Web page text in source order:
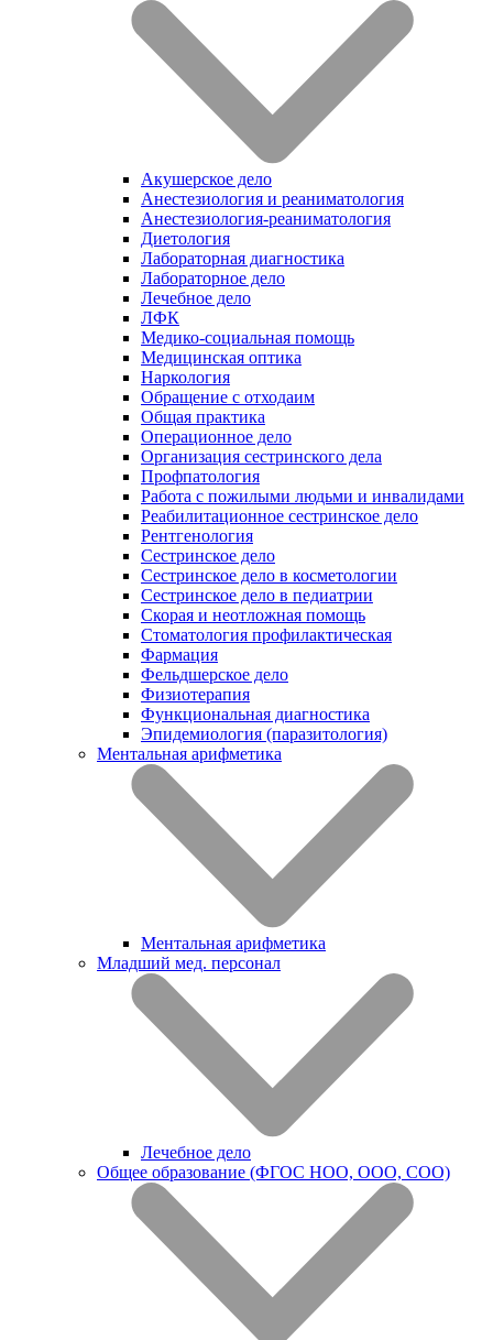
Акушерское дело
Анестезиология и реаниматология
Анестезиология-реаниматология
Диетология
Лабораторная диагностика
Лабораторное дело
Лечебное дело
ЛФК
Медико-социальная помощь
Медицинская оптика
Наркология
Обращение с отходаим
Общая практика
Операционное дело
Организация сестринского дела
Профпатология
Работа с пожилыми людьми и инвалидами
Реабилитационное сестринское дело
Рентгенология
Сестринское дело
Сестринское дело в косметологии
Сестринское дело в педиатрии
Скорая и неотложная помощь
Стоматология профилактическая
Фармация
Фельдшерское дело
Физиотерапия
Функциональная диагностика
Эпидемиология (паразитология)
Ментальная арифметика
Ментальная арифметика
Младший мед. персонал
Лечебное дело
Общее образование (ФГОС НОО, ООО, СОО)